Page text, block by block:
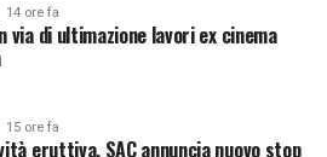
14 ore fa
via di ultimazione lavori ex cinema
15 ore fa
eruttiva, SAC annuncia nuovo stop